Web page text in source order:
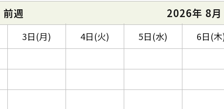
前週
2026年 8月
3日(月) 4日(火) 5日(水) 6日(